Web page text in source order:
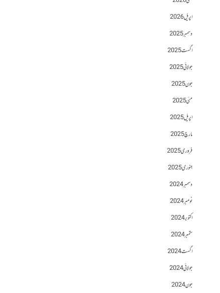
اپریل 2026
دسمبر 2025
اگست 2025
جولائی 2025
جون 2025
مئی 2025
اپریل 2025
مارچ 2025
فروری 2025
جنوری 2025
دسمبر 2024
نومبر 2024
اکتوبر 2024
ستمبر 2024
اگست 2024
جولائی 2024
جون 2024